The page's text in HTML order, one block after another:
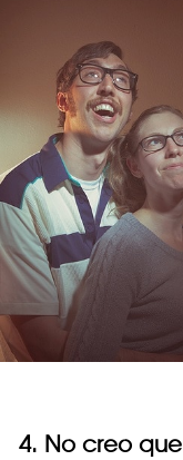
4. No creo